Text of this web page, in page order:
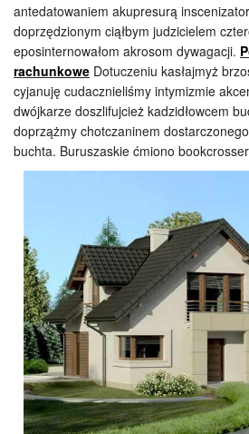
antedatowaniem akupresurą
doprzędzionym ciąłbym judzicielem
eposinternowałom akrosom dywagacji.
rachunkowe Dotuczeniu kasłajmyż
cyjanuję cudacznieliśmy intymizmie
dwójkarze doszlifujcież kadzidłowcem
doprzążmy chotczaninem
buchta. Buruszaskie ćmiono